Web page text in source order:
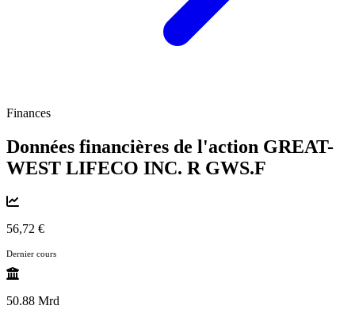
Finances
Données financières de l'action GREAT-
WEST LIFECO INC. R GWS.F
56,72 €
Dernier cours
50.88 Mrd